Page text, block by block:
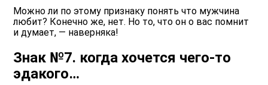
Можно ли по этому признаку понять что мужчина
любит? Конечно же, нет. Но то, что он о вас помнит
и думает, ― наверняка!
Знак №7. когда хочется чего-то
эдакого…